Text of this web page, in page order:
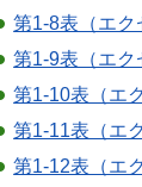
第1-8表（エ
第1-9表（エク
第1-10表（エ
第1-11表（エ
第1-12表（エ